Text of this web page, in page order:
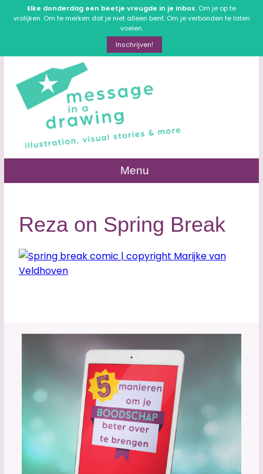
Elke donderdag een beetje vreugde in je inbox. Om je op te
vrolijken. Om te merken dat je niet alleen bent. Om je verbonden te laten
voelen.
Inschrijven!
Menu
Reza on Spring Break